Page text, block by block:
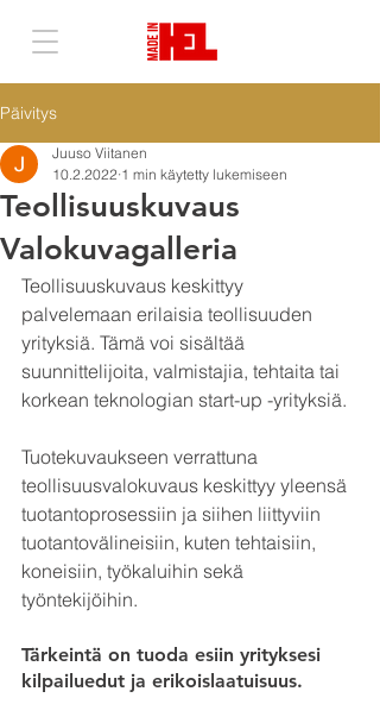
Päivitys
Teollisuuskuvaus
Valokuvagalleria
Juuso Viitanen
10.2.2022 1 min käytetty lukemiseen
Teollisuuskuvaus keskittyy
palvelemaan erilaisia teollisuuden
yrityksiä. Tämä voi sisältää
suunnittelijoita, valmistajia, tehtaita tai
korkean teknologian start-up -yrityksiä.
Tuotekuvaukseen verrattuna
teollisuusvalokuvaus keskittyy yleensä
tuotantoprosessiin ja siihen liittyviin
tuotantovälineisiin, kuten tehtaisiin,
koneisiin, työkaluihin sekä
työntekijöihin.
Tärkeintä on tuoda esiin yrityksesi
kilpailuedut ja erikoislaatuisuus.